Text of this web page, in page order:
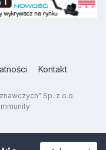
Kontakt
Sp. z o.o.